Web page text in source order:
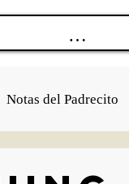
Notas del Padrecito